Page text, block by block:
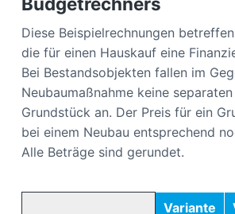
Diese Beispielrechnungen
die für einen Hauskauf eine
Bei Bestandsobjekten fallen im
Neubaumaßnahme keine
Grundstück an. Der Preis für ein
bei einem Neubau entsprechend
Alle Beträge sind gerundet.
Variante